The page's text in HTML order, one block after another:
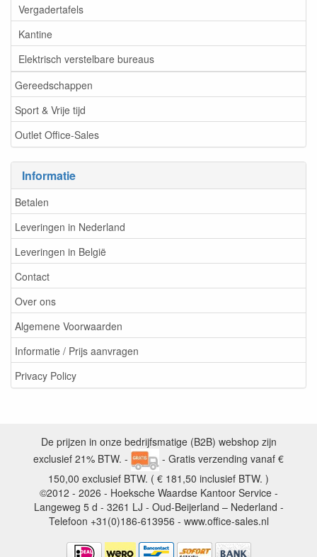
Vergadertafels
Kantine
Elektrisch verstelbare bureaus
Gereedschappen
Sport & Vrije tijd
Outlet Office-Sales
Informatie
Betalen
Leveringen in Nederland
Leveringen in België
Contact
Over ons
Algemene Voorwaarden
Informatie / Prijs aanvragen
Privacy Policy
De prijzen in onze bedrijfsmatige (B2B) webshop zijn
exclusief 21% BTW. -
- Gratis verzending vanaf €
150,00 exclusief BTW. ( € 181,50 inclusief BTW. )
©2012 - 2026 - Hoeksche Waardse Kantoor Service -
Langeweg 5 d - 3261 LJ - Oud-Beijerland – Nederland -
Telefoon +31(0)186-613956 - www.office-sales.nl